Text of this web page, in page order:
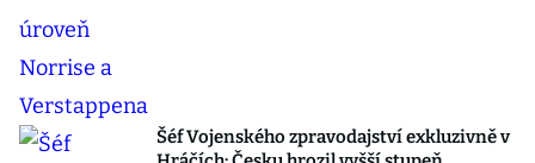
Šéf Vojenského zpravodajství exkluzivně v